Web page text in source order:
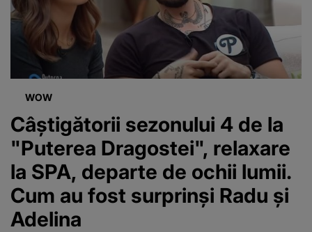
WOW
Câștigătorii sezonului 4 de la
"Puterea Dragostei", relaxare
la SPA, departe de ochii lumii.
Cum au fost surprinși Radu și
Adelina